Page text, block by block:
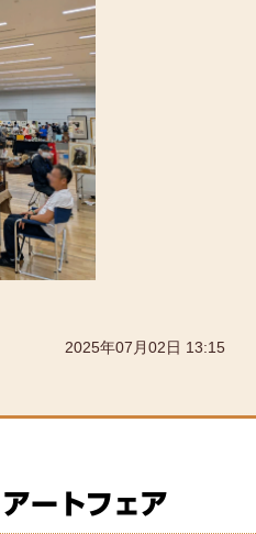
2025年07月02日 13:15